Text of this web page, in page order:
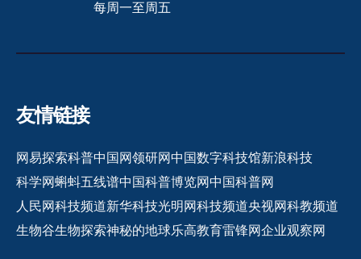
每周一至周五
友情链接
网易探索科普中国网领研网中国数字科技馆新浪科技
科学网蝌蚪五线谱中国科普博览网中国科普网
人民网科技频道新华科技光明网科技频道央视网科教频道
生物谷生物探索神秘的地球乐高教育雷锋网企业观察网